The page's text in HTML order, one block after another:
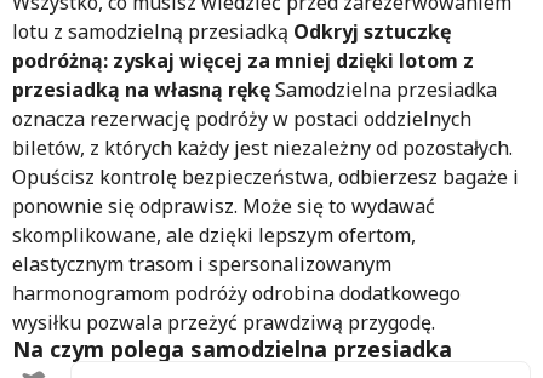
lotu z samodzielną przesiadką Odkryj sztuczkę
podróżną: zyskaj więcej za mniej dzięki lotom z
przesiadką na własną rękęSamodzielna przesiadka
oznacza rezerwację podróży w postaci oddzielnych
biletów, z których każdy jest niezależny od pozostałych.
Opuścisz kontrolę bezpieczeństwa, odbierzesz bagaże i
ponownie się odprawisz. Może się to wydawać
skomplikowane, ale dzięki lepszym ofertom,
elastycznym trasom i spersonalizowanym
harmonogramom podróży odrobina dodatkowego
wysiłku pozwala przeżyć prawdziwą przygodę.
Na czym polega samodzielna przesiadka